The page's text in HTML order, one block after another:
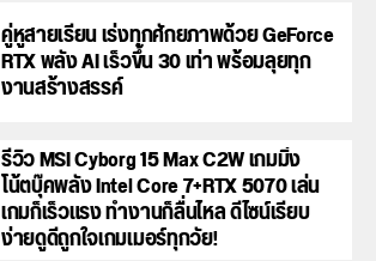
คู่หูสายเรียน เร่งทุกศักยภาพด้วย GeForce
RTX พลัง AI เร็วขึ้น 30 เท่า พร้อมลุยทุก
งานสร้างสรรค์
รีวิว MSI Cyborg 15 Max C2W เกมมิ่ง
โน้ตบุ๊คพลัง Intel Core 7+RTX 5070 เล่น
เกมก็เร็วแรง ทำงานก็ลื่นไหล ดีไซน์เรียบ
ง่ายดูดีถูกใจเกมเมอร์ทุกวัย!